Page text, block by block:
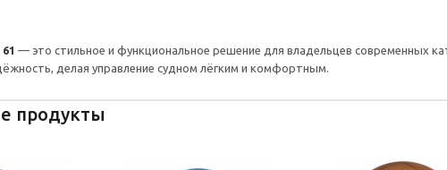
— это стильное и функциональное решение для владельцев современных
делая управление судном лёгким и комфортным.
продукты